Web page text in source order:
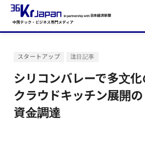
スタートアップ 注目記事
シリコンバレーで多文
クラウドキッチン展開
資金調達